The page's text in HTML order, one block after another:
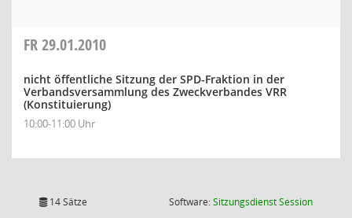
FR29.01.2010
nicht öffentliche Sitzung der SPD-Fraktion in der
Verbandsversammlung des Zweckverbandes VRR
(Konstituierung)
10:00-11:00 Uhr
14 Sätze Software:SitzungsdienstSession(Wird in